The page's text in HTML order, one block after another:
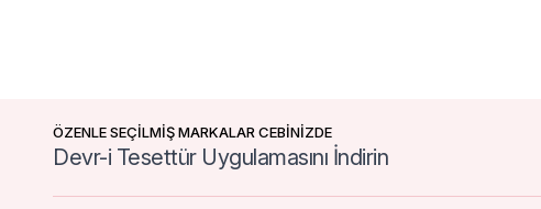
ÖZENLE SEÇİLMİŞ MARKALAR CEBİNİZDE
Devr-i Tesettür Uygulamasını İndirin